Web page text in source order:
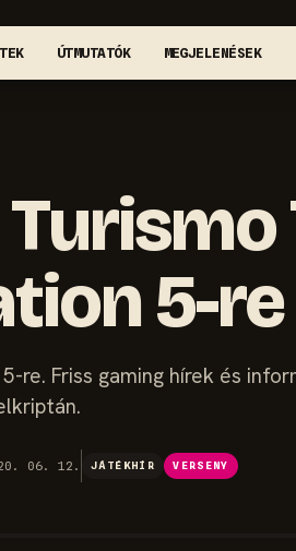
ÚTMUTATÓK MEGJELENÉSEK
5-re
re. Friss gaming hírek és
06. 12. JÁTÉKHÍR VERSENY